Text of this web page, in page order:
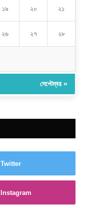
১৯ ২০ ২১
২৬ ২৭ ২৮
সেপ্টেম্বর »
Twitter
Instagram